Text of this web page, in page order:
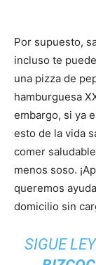
Por supuesto,
incluso te
una pizza de
hamburguesa
embargo, si ya
esto de la vida
comer
menos soso.
queremos
domicilio sin
SIGUE